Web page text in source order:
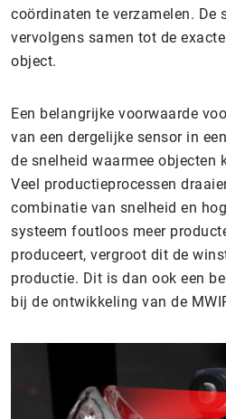
coördinaten te verzamelen. De
vervolgens samen tot de
object.
Een belangrijke voorwaarde
van een dergelijke sensor in
de snelheid waarmee objecten
Veel productieprocessen
combinatie van snelheid en
systeem foutloos meer
produceert, vergroot dit de
productie. Dit is dan ook een
bij de ontwikkeling van de